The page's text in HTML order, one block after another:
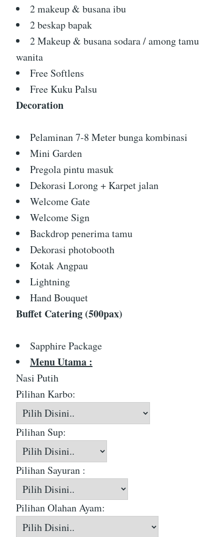
2 makeup & busana ibu
2 beskap bapak
2 Makeup & busana sodara / among tamu
wanita
Free Softlens
Free Kuku Palsu
Decoration
Pelaminan 7-8 Meter bunga kombinasi
Mini Garden
Pregola pintu masuk
Dekorasi Lorong + Karpet jalan
Welcome Gate
Welcome Sign
Backdrop penerima tamu
Dekorasi photobooth
Kotak Angpau
Lightning
Hand Bouquet
Buffet Catering (500pax)
Sapphire Package
Menu Utama :
Nasi Putih
Pilihan Karbo:
Pilihan Sup:
Pilihan Sayuran :
Pilihan Olahan Ayam: